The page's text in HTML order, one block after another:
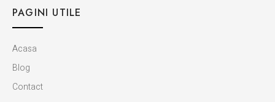
PAGINI UTILE
Acasa
Blog
Contact